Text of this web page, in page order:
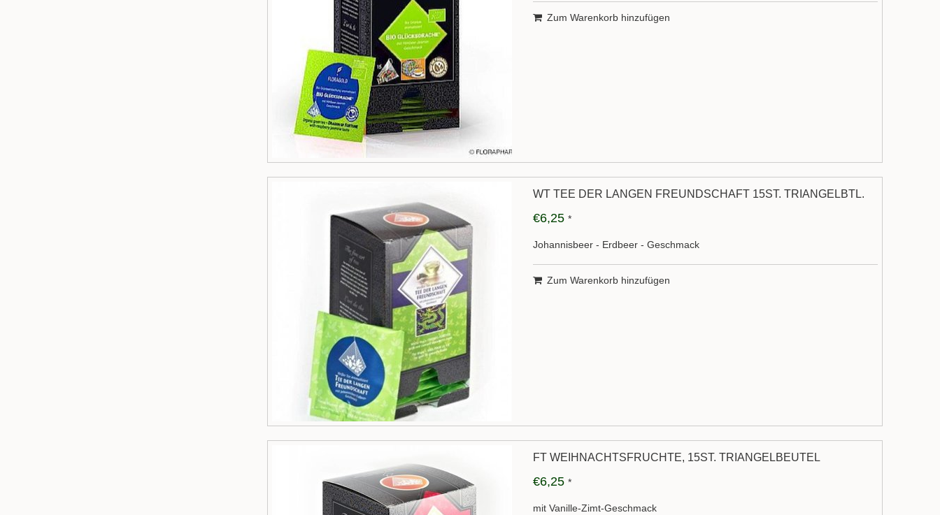
Zum Warenkorb hinzufügen
WT TEE DER LANGEN FREUNDSCHAFT 15ST. TRIANGELBTL.
€6,25 *
Johannisbeer - Erdbeer - Geschmack
Zum Warenkorb hinzufügen
FT WEIHNACHTSFRÜCHTE, 15ST. TRIANGELBEUTEL
€6,25 *
mit Vanille-Zimt-Geschmack